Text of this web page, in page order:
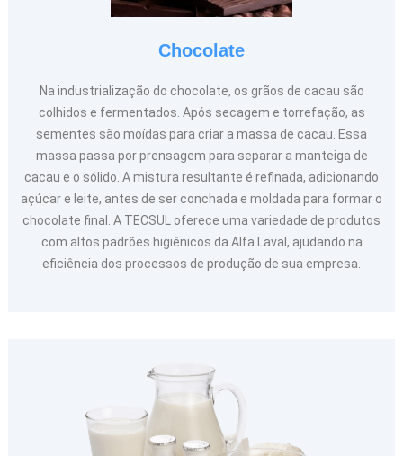
Chocolate
Na industrialização do chocolate, os grãos de cacau são
colhidos e fermentados. Após secagem e torrefação, as
sementes são moídas para criar a massa de cacau. Essa
massa passa por prensagem para separar a manteiga de
cacau e o sólido. A mistura resultante é refinada, adicionando
açúcar e leite, antes de ser conchada e moldada para formar o
chocolate final. A TECSUL oferece uma variedade de produtos
com altos padrões higiênicos da Alfa Laval, ajudando na
eficiência dos processos de produção de sua empresa.